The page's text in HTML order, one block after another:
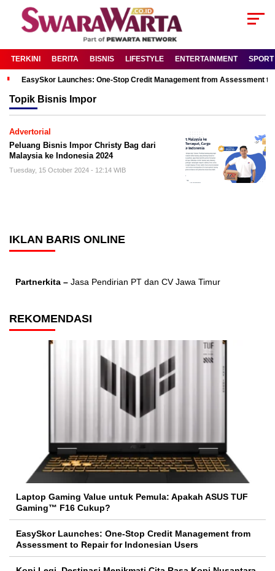
TERKINI BERITA BISNIS LIFESTYLE ENTERTAINMENT SPORT
EasySkor Launches: One-Stop Credit Management from Assessment
Topik Bisnis Impor
Advertorial
Peluang Bisnis Impor Christy Bag dari
Malaysia ke Indonesia 2024
Tuesday, 15 October 2024 - 12:14 WIB
IKLAN BARIS ONLINE
Partnerkita – Jasa Pendirian PT dan CV Jawa Timur
REKOMENDASI
Laptop Gaming Value untuk Pemula: Apakah ASUS TUF
Gaming™ F16 Cukup?
EasySkor Launches: One-Stop Credit Management from
Assessment to Repair for Indonesian Users